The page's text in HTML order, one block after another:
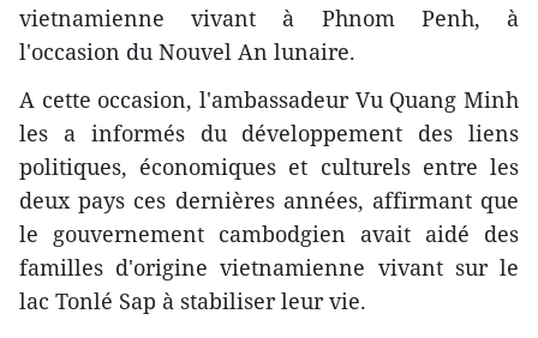
vietnamienne vivant à Phnom Penh, à
l'occasion du Nouvel An lunaire.
A cette occasion, l'ambassadeur Vu Quang Minh
les a informés du développement des liens
politiques, économiques et culturels entre les
deux pays ces dernières années, affirmant que
le gouvernement cambodgien avait aidé des
familles d'origine vietnamienne vivant sur le
lac Tonlé Sap à stabiliser leur vie.